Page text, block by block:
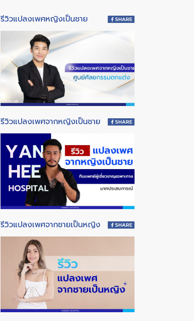
รีวิวแปลงเพศหญิงเป็นชาย
รีวิวแปลงเพศจากหญิงเป็นชาย
รีวิวแปลงเพศจากชายเป็นหญิง